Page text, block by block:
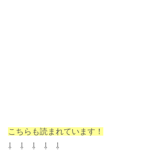
こちらも読まれています！
⇩ ⇩ ⇩ ⇩ ⇩